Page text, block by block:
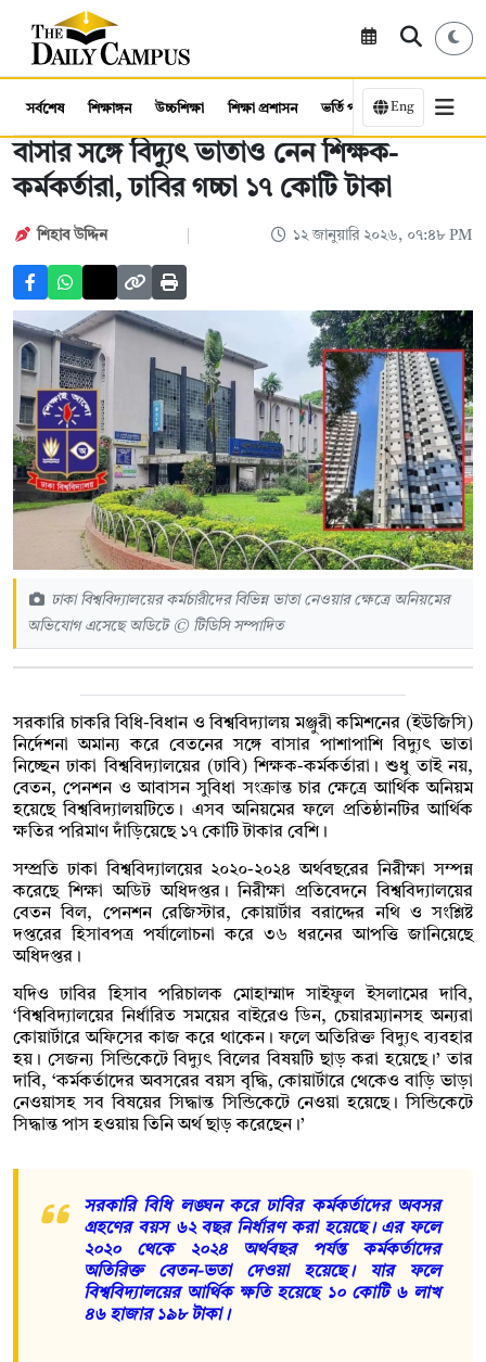
সর্বশেষ শিক্ষাঙ্গন উচ্চশিক্ষা শিক্ষা প্রশাসন ভর্তি পরীক্ষা কর্মসংস্থান
Eng
বাসার সঙ্গে বিদ্যুৎ ভাতাও নেন শিক্ষক-
কর্মকর্তারা, ঢাবির গচ্চা ১৭ কোটি টাকা
শিহাব উদ্দিন ১২ জানুয়ারি ২০২৬, ০৭:৪৮ PM
ঢাকা বিশ্ববিদ্যালয়ের কর্মচারীদের বিভিন্ন ভাতা নেওয়ার ক্ষেত্রে অনিয়মের
অভিযোগ এসেছে অডিটে © টিডিসি সম্পাদিত
সরকারি চাকরি বিধি-বিধান ও বিশ্ববিদ্যালয় মঞ্জুরী কমিশনের (ইউজিসি)
নির্দেশনা অমান্য করে বেতনের সঙ্গে বাসার পাশাপাশি বিদ্যুৎ ভাতা
নিচ্ছেন ঢাকা বিশ্ববিদ্যালয়ের (ঢাবি) শিক্ষক-কর্মকর্তারা। শুধু তাই নয়,
বেতন, পেনশন ও আবাসন সুবিধা সংক্রান্ত চার ক্ষেত্রে আর্থিক অনিয়ম
হয়েছে বিশ্ববিদ্যালয়টিতে। এসব অনিয়মের ফলে প্রতিষ্ঠানটির আর্থিক
ক্ষতির পরিমাণ দাঁড়িয়েছে ১৭ কোটি টাকার বেশি।
সম্প্রতি ঢাকা বিশ্ববিদ্যালয়ের ২০২০-২০২৪ অর্থবছরের নিরীক্ষা সম্পন্ন
করেছে শিক্ষা অডিট অধিদপ্তর। নিরীক্ষা প্রতিবেদনে বিশ্ববিদ্যালয়ের
বেতন বিল, পেনশন রেজিস্টার, কোয়ার্টার বরাদ্দের নথি ও সংশ্লিষ্ট
দপ্তরের হিসাবপত্র পর্যালোচনা করে ৩৬ ধরনের আপত্তি জানিয়েছে
অধিদপ্তর।
যদিও ঢাবির হিসাব পরিচালক মোহাম্মাদ সাইফুল ইসলামের দাবি,
‘বিশ্ববিদ্যালয়ের নির্ধারিত সময়ের বাইরেও ডিন, চেয়ারম্যানসহ অন্যরা
কোয়ার্টারে অফিসের কাজ করে থাকেন। ফলে অতিরিক্ত বিদ্যুৎ ব্যবহার
হয়। সেজন্য সিন্ডিকেটে বিদ্যুৎ বিলের বিষয়টি ছাড় করা হয়েছে।’ তার
দাবি, ‘কর্মকর্তাদের অবসরের বয়স বৃদ্ধি, কোয়ার্টারে থেকেও বাড়ি ভাড়া
নেওয়াসহ সব বিষয়ের সিদ্ধান্ত সিন্ডিকেটে নেওয়া হয়েছে। সিন্ডিকেটে
সিদ্ধান্ত পাস হওয়ায় তিনি অর্থ ছাড় করেছেন।’
সরকারি বিধি লঙ্ঘন করে ঢাবির কর্মকর্তাদের অবসর
গ্রহণের বয়স ৬২ বছর নির্ধারণ করা হয়েছে। এর ফলে
২০২০ থেকে ২০২৪ অর্থবছর পর্যন্ত কর্মকর্তাদের
অতিরিক্ত বেতন-ভতা দেওয়া হয়েছে। যার ফলে
বিশ্ববিদ্যালয়ের আর্থিক ক্ষতি হয়েছে ১০ কোটি ৬ লাখ
৪৬ হাজার ১৯৮ টাকা।